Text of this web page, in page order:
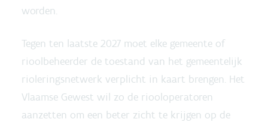
worden.
Tegen ten laatste 2027 moet elke gemeente of
rioolbeheerder de toestand van het gemeentelijk
rioleringsnetwerk verplicht in kaart brengen. Het
Vlaamse Gewest wil zo de riooloperatoren
aanzetten om een beter zicht te krijgen op de